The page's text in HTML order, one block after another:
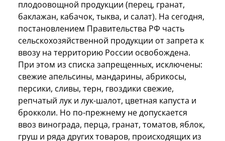
плодоовощной продукции (перец, гранат,
баклажан, кабачок, тыква, и салат). На сегодня,
постановлением Правительства РФ часть
сельскохозяйственной продукции от запрета к
ввозу на территорию России освобождена.
При этом из списка запрещенных, исключены:
свежие апельсины, мандарины, абрикосы,
персики, сливы, терн, гвоздики свежие,
репчатый лук и лук-шалот, цветная капуста и
брокколи. Но по-прежнему не допускается
ввоз винограда, перца, гранат, томатов, яблок,
груш и ряда других товаров, происходящих из